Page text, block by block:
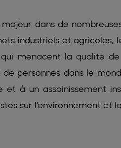
dans de
industriels et agricoles,
menacent la qualité de
de personnes dans le
et à un assainissement
sur l’environnement et